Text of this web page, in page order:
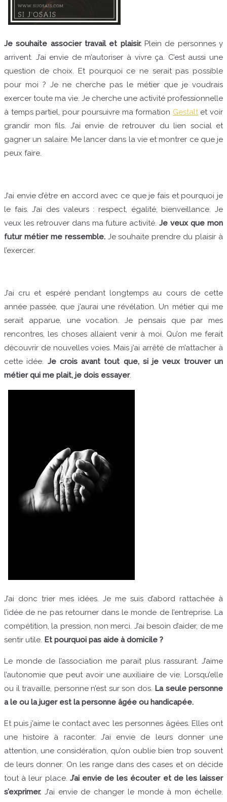
Je souhaite associer travail et plaisir.Plein de personnes y
arrivent. J’ai envie de m’autoriser à vivre ça. C’est aussi une
question de choix. Et pourquoi ce ne serait pas possible
pour moi ? Je ne cherche pas le métier que je voudrais
exercer toute ma vie. Je cherche une activité professionnelle
à temps partiel, pour poursuivre ma formation Gestaltet voir
grandir mon fils. J’ai envie de retrouver du lien social et
gagner un salaire. Me lancer dans la vie et montrer ce que je
peux faire.
J’ai envie d’être en accord avec ce que je fais et pourquoi je
le fais. J’ai des valeurs : respect, égalité, bienveillance. Je
veux les retrouver dans ma future activité.Je veux que mon
futur métier me ressemble. Je souhaite prendre du plaisir à
l’exercer.
J’ai cru et espéré pendant longtemps au cours de cette
année passée, que j’aurai une révélation. Un métier qui me
serait apparue, une vocation. Je pensais que par mes
rencontres, les choses allaient venir à moi. Qu’on me ferait
découvrir de nouvelles voies. Mais j’ai arrêté de m’attacher à
cette idée. Je crois avant tout que, si je veux trouver un
métier qui me plait, je dois essayer.
J’ai donc trier mes idées. Je me suis d’abord rattachée à
l’idée de ne pas retourner dans le monde de l’entreprise. La
compétition, la pression, non merci. J’ai besoin d’aider, de me
sentir utile. Et pourquoi pas aide à domicile ?
Le monde de l’association me parait plus rassurant. J’aime
l’autonomie que peut avoir une auxiliaire de vie. Lorsqu’elle
ou il travaille, personne n’est sur son dos. La seule personne
a le ou la juger est la personne âgée ou handicapée.
Et puis j’aime le contact avec les personnes âgées. Elles ont
une histoire à raconter. J’ai envie de leurs donner une
attention, une considération, qu’on oublie bien trop souvent
de leurs donner. On les range dans des cases et on décide
tout à leur place. J’ai envie de les écouter et de les laisser
s’exprimer. J’ai envie de changer le monde à mon échelle.